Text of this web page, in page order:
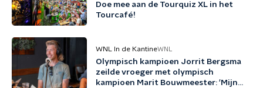
Doe mee aan de Tourquiz XL in het
Tourcafé!
WNL In de KantineWNL
Olympisch kampioen Jorrit Bergsma
zeilde vroeger met olympisch
kampioen Marit Bouwmeester: 'Mijn